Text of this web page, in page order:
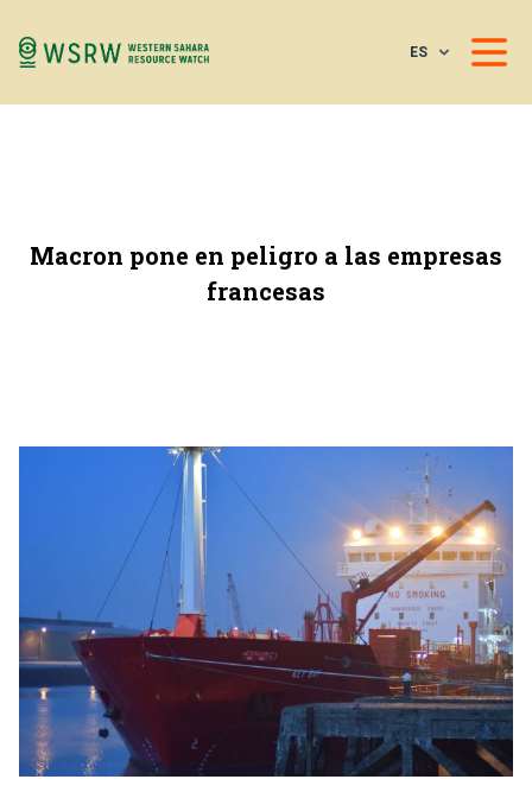
ES
Macron pone en peligro a las empresas
francesas